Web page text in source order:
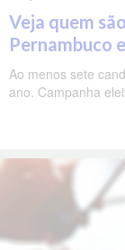
Veja quem
Pernambuco
Ao menos sete
ano. Campanha